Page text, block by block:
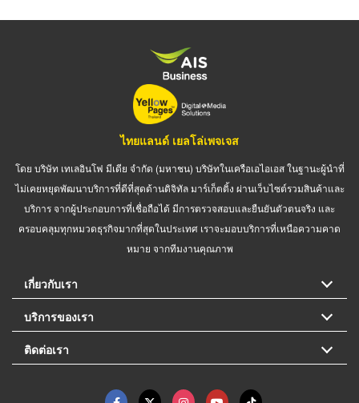
ไทยแลนด์ เยลโล่เพจเจส
โดย บริษัท เทเลอินโฟ มีเดีย จำกัด (มหาชน) บริษัทในเครือเอไอเอส ในฐานะผู้นำที่
ไม่เคยหยุดพัฒนาบริการที่ดีที่สุดด้านดิจิทัล มาร์เก็ตติ้ง ผ่านเว็บไซต์รวมสินค้าและ
บริการ จากผู้ประกอบการที่เชื่อถือได้ มีการตรวจสอบและยืนยันตัวตนจริง และ
ครอบคลุมทุกหมวดธุรกิจมากที่สุดในประเทศ เราจะมอบบริการที่เหนือความคาด
หมาย จากทีมงานคุณภาพ
เกี่ยวกับเรา
บริการของเรา
ติดต่อเรา